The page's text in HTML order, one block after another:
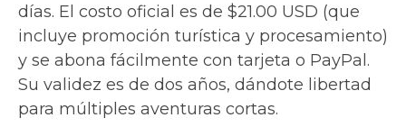
días. El costo oficial es de $21.00 USD (que
incluye promoción turística y procesamiento)
y se abona fácilmente con tarjeta o PayPal.
Su validez es de dos años, dándote libertad
para múltiples aventuras cortas.